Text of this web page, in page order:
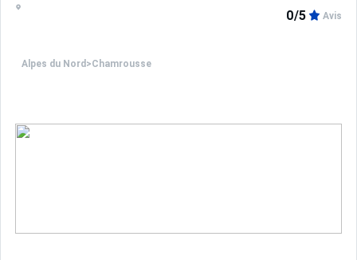
Alpes du Nord >Chamrousse
0/5 Avis